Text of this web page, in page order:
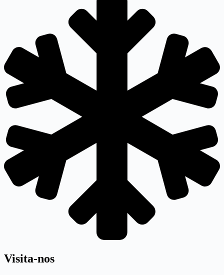
Visita-nos